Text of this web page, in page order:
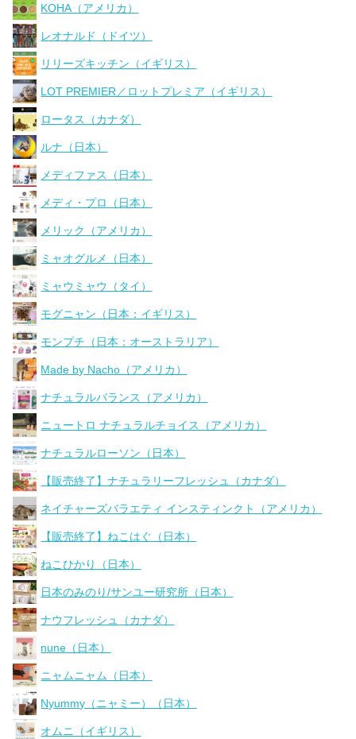
KOHA（アメリカ）
レオナルド（ドイツ）
リリーズキッチン（イギリス）
LOT PREMIER／ロットプレミア（イギリス）
ロータス（カナダ）
ルナ（日本）
メディファス（日本）
メディ・プロ（日本）
メリック（アメリカ）
ミャオグルメ（日本）
ミャウミャウ（タイ）
モグニャン（日本：イギリス）
モンプチ（日本：オーストラリア）
Made by Nacho（アメリカ）
ナチュラルバランス（アメリカ）
ニュートロ ナチュラルチョイス（アメリカ）
ナチュラルローソン（日本）
【販売終了】ナチュラリーフレッシュ（カナダ）
ネイチャーズバラエティ インスティンクト（アメリカ）
【販売終了】ねこはぐ（日本）
ねこひかり（日本）
日本のみのり/サンユー研究所（日本）
ナウフレッシュ（カナダ）
nune（日本）
ニャムニャム（日本）
Nyummy（ニャミー）（日本）
オムニ（イギリス）